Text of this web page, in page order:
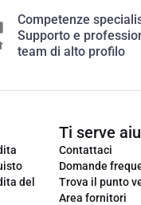
Competenze
Supporto e
team di alto profilo
del
Ti serve
Contattaci
Domande
Trova il punto
Area fornitori